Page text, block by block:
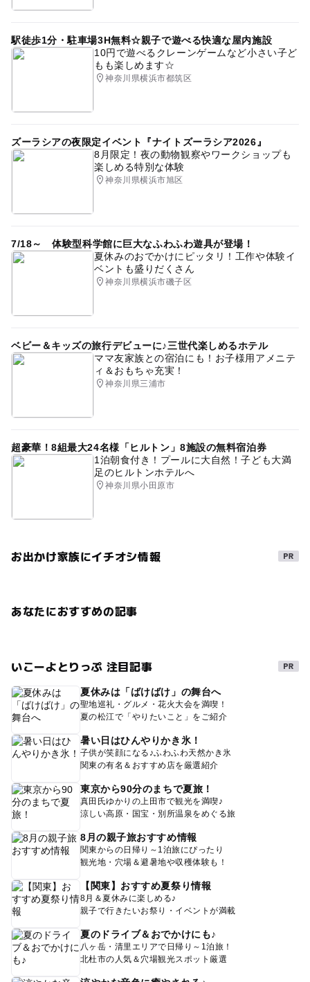
駅徒歩1分・駐車場3H無料☆親子で遊べる快適な屋内施設
10円で遊べるクレーンゲームなど小さい子ど
もも楽しめます☆
神奈川県横浜市都筑区
ズーラシアの夜限定イベント『ナイトズーラシア2026』
8月限定！夜の動物観察やワークショップも
楽しめる特別な体験
神奈川県横浜市旭区
7/18～ 体験型科学館に巨大なふわふわ遊具が登場！
夏休みのおでかけにピッタリ！工作や体験イ
ベントも盛りだくさん
神奈川県横浜市磯子区
ベビー＆キッズの旅行デビューに♪三世代楽しめるホテル
ママ友家族との宿泊にも！お子様用アメニテ
ィ＆おもちゃ充実！
神奈川県三浦市
超豪華！8組最大24名様「ヒルトン」8施設の無料宿泊券
1泊朝食付き！プールに大自然！子ども大満
足のヒルトンホテルへ
神奈川県小田原市
お出かけ家族にイチオシ情報
あなたにおすすめの記事
いこーよとりっぷ 注目記事
夏休みは「ばけばけ」の舞台へ
聖地巡礼・グルメ・花火大会を満喫！
夏の松江で「やりたいこと」をご紹介
暑い日はひんやりかき氷！
子供が笑顔になる♪ふわふわ天然かき氷
関東の有名＆おすすめ店を厳選紹介
東京から90分のまちで夏旅！
真田氏ゆかりの上田市で観光を満喫♪
涼しい高原・国宝・別所温泉をめぐる旅
8月の親子旅おすすめ情報
関東からの日帰り～1泊旅にぴったり
観光地・穴場＆避暑地や収穫体験も！
【関東】おすすめ夏祭り情報
8月＆夏休みに楽しめる♪
親子で行きたいお祭り・イベントが満載
夏のドライブ＆おでかけにも♪
八ヶ岳・清里エリアで日帰り～1泊旅！
北杜市の人気＆穴場観光スポット厳選